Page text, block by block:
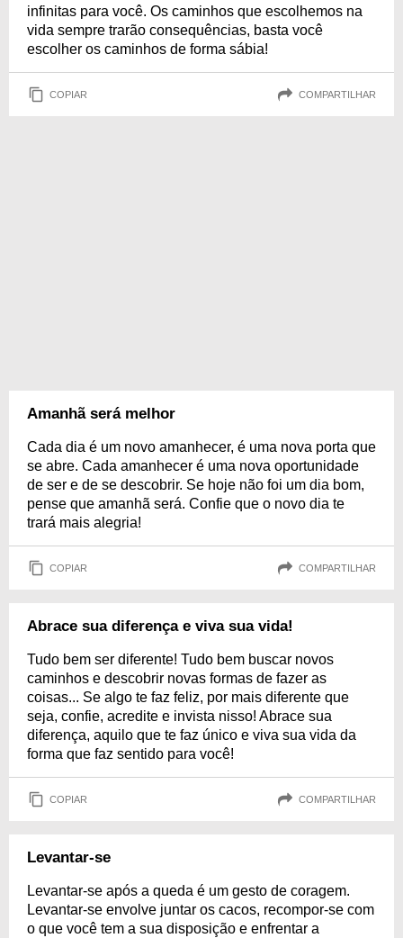
infinitas para você. Os caminhos que escolhemos na
vida sempre trarão consequências, basta você
escolher os caminhos de forma sábia!
COPIAR COMPARTILHAR
Amanhã será melhor
Cada dia é um novo amanhecer, é uma nova porta que
se abre. Cada amanhecer é uma nova oportunidade
de ser e de se descobrir. Se hoje não foi um dia bom,
pense que amanhã será. Confie que o novo dia te
trará mais alegria!
COPIAR COMPARTILHAR
Abrace sua diferença e viva sua vida!
Tudo bem ser diferente! Tudo bem buscar novos
caminhos e descobrir novas formas de fazer as
coisas... Se algo te faz feliz, por mais diferente que
seja, confie, acredite e invista nisso! Abrace sua
diferença, aquilo que te faz único e viva sua vida da
forma que faz sentido para você!
COPIAR COMPARTILHAR
Levantar-se
Levantar-se após a queda é um gesto de coragem.
Levantar-se envolve juntar os cacos, recompor-se com
o que você tem a sua disposição e enfrentar a